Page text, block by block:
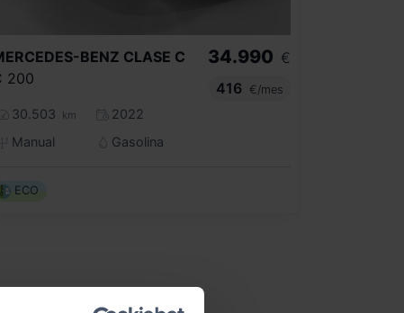
BENZ CLASE C
200
30.503 km
2022
Manual
Gasolina
34.990 €
416
€/mes
ECO